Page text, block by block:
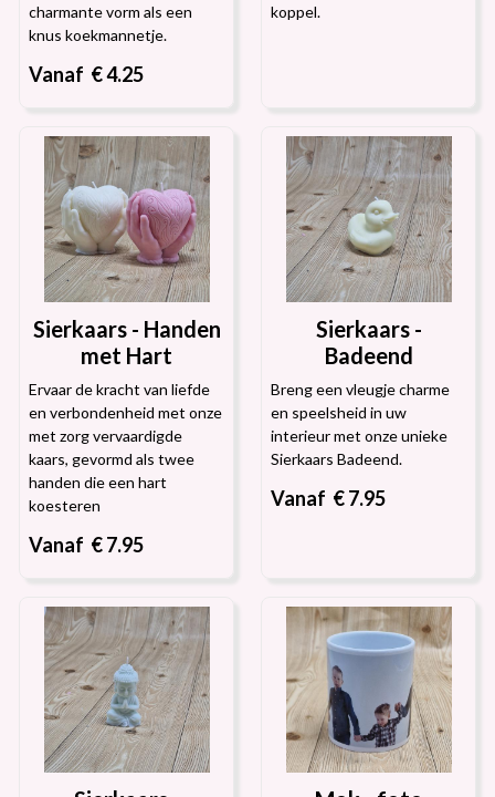
charmante vorm als een
knus koekmannetje.
Vanaf € 4.25
koppel.
Sierkaars - Handen
met Hart
Ervaar de kracht van liefde
en verbondenheid met onze
met zorg vervaardigde
kaars, gevormd als twee
handen die een hart
koesteren
Vanaf € 7.95
Sierkaars -
Badeend
Breng een vleugje charme
en speelsheid in uw
interieur met onze unieke
Sierkaars Badeend.
Vanaf € 7.95